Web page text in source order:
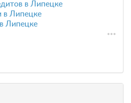
в Липецке
в Липецке
Липецке